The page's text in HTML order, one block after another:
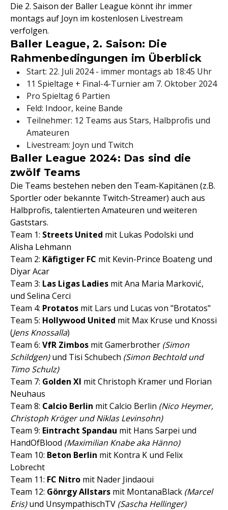
Die 2. Saison der Baller League könnt ihr immer
montags auf Joyn im kostenlosen Livestream
verfolgen.
Baller League, 2. Saison: Die
Rahmenbedingungen im Überblick
Start: 22. Juli 2024 - immer montags ab 18:45 Uhr
11 Spieltage + Final-4-Turnier am 7. Oktober 2024
Pro Spieltag 6 Partien
Feld: Indoor, keine Bande
Teilnehmer: 12 Teams aus Stars, Halbprofis und
Amateuren
Livestream: Joyn und Twitch
Baller League 2024: Das sind die
zwölf Teams
Die Teams bestehen neben den Team-Kapitänen (z.B.
Sportler oder bekannte Twitch-Streamer) auch aus
Halbprofis, talentierten Amateuren und weiteren
Gaststars.
Team 1: Streets United mit Lukas Podolski und
Alisha Lehmann
Team 2: Käfigtiger FC mit Kevin-Prince Boateng und
Diyar Acar
Team 3: Las Ligas Ladies mit Ana Maria Marković,
und Selina Cerci
Team 4: Protatos mit Lars und Lucas von "Brotatos"
Team 5: Hollywood United mit Max Kruse und Knossi
(Jens Knossalla)
Team 6: VfR Zimbos mit Gamerbrother (Simon
Schildgen)und Tisi Schubech (Simon Bechtold und
Timo Schulz)
Team 7: Golden XI mit Christoph Kramer und Florian
Neuhaus
Team 8: Calcio Berlin mit Calcio Berlin (Nico Heymer,
Christoph Kröger und Niklas Levinsohn)
Team 9: Eintracht Spandau mit Hans Sarpei und
HandOfBlood (Maximilian Knabe aka Hänno)
Team 10: Beton Berlin mit Kontra K und Felix
Lobrecht
Team 11: FC Nitro mit Nader Jindaoui
Team 12: Gönrgy Allstars mit MontanaBlack (Marcel
Eris)und UnsympathischTV (Sascha Hellinger)